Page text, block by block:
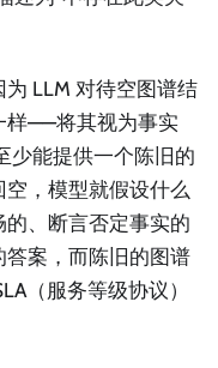
LLM 对待空图谱结
样——将其视为事实
少能提供一个陈旧的
，模型就假设什么
、断言否定事实的
案，而陈旧的图谱
（服务等级协议）